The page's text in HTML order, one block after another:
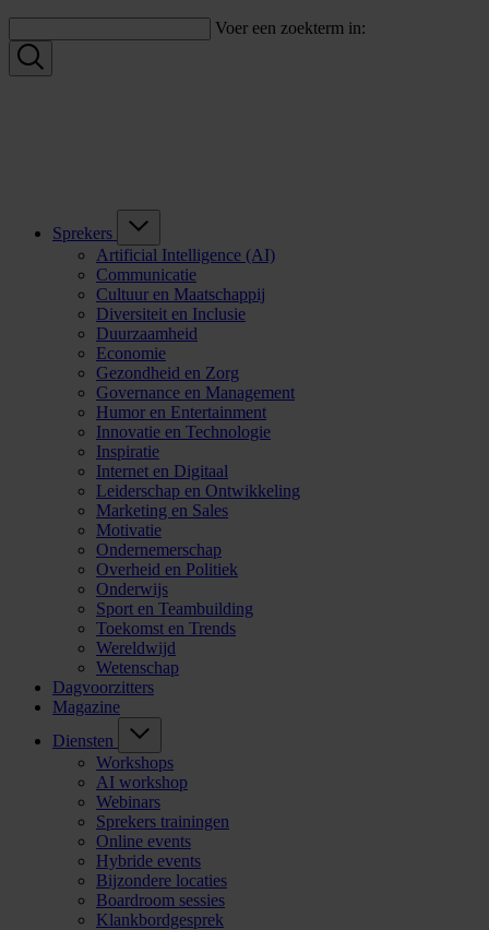
Voer een zoekterm in:
Sprekers
Artificial Intelligence (AI)
Communicatie
Cultuur en Maatschappij
Diversiteit en Inclusie
Duurzaamheid
Economie
Gezondheid en Zorg
Governance en Management
Humor en Entertainment
Innovatie en Technologie
Inspiratie
Internet en Digitaal
Leiderschap en Ontwikkeling
Marketing en Sales
Motivatie
Ondernemerschap
Overheid en Politiek
Onderwijs
Sport en Teambuilding
Toekomst en Trends
Wereldwijd
Wetenschap
Dagvoorzitters
Magazine
Diensten
Workshops
AI workshop
Webinars
Sprekers trainingen
Online events
Hybride events
Bijzondere locaties
Boardroom sessies
Klankbordgesprek